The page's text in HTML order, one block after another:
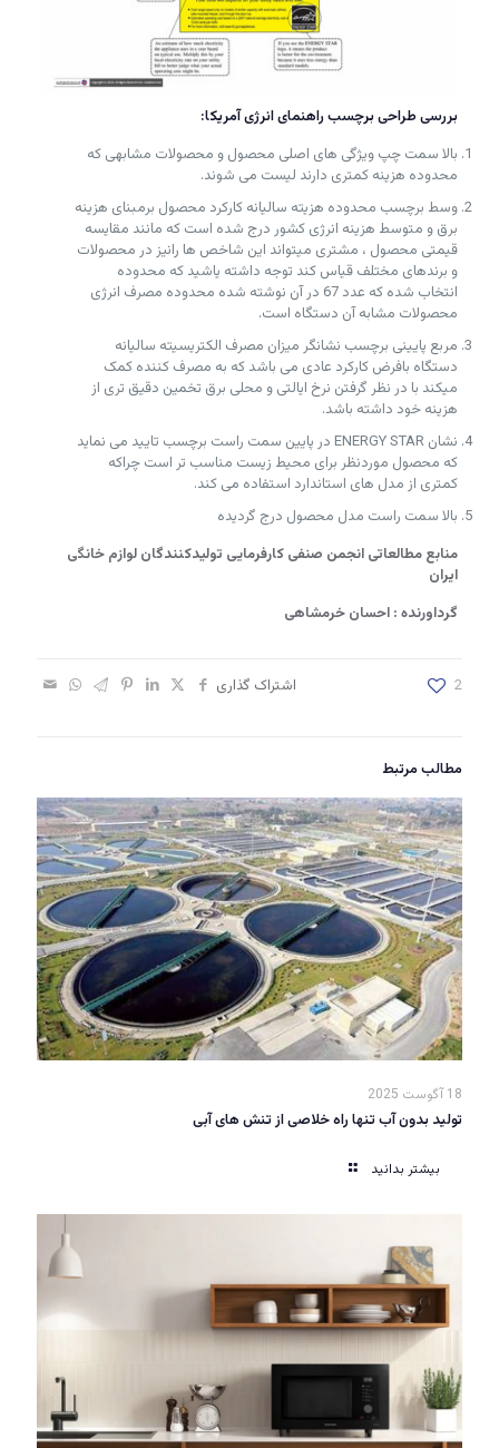
بررسی طراحی برچسب راهنمای انرژی آمریکا:
بالا سمت چپ ویژگی های اصلی محصول و محصولات مشابهی که
محدوده هزینه کمتری دارند لیست می شوند.
وسط برچسب محدوده هزیته سالیانه کارکرد محصول برمبنای هزینه
برق و متوسط هزینه انرژی کشور درج شده است که مانند مقایسه
قیمتی محصول ، مشتری میتواند این شاخص ها رانیز در محصولات
و برندهای مختلف قیاس کند توجه داشته یاشید که محدوده
انتخاب شده که عدد 67 در آن نوشته شده محدوده مصرف انرژی
محصولات مشابه آن دستگاه است.
مربع پایینی برچسب نشانگر میزان مصرف الکتریسیته سالیانه
دستگاه بافرض کارکرد عادی می باشد که به مصرف کننده کمک
میکند با در نظر گرفتن نرخ ایالتی و محلی برق تخمین دقیق تری از
هزینه خود داشته باشد.
نشان ENERGY STAR در پایین سمت راست برچسب تایید می نماید
که محصول موردنظر برای محیط زیست مناسب تر است چراکه
کمتری از مدل های استاندارد استفاده می کند.
بالا سمت راست مدل محصول درج گردیده
منابع مطالعاتی انجمن صنفی کارفرمایی تولیدکنندگان لوازم خانگی
ایران
گرداورنده : احسان خرمشاهی
اشتراک گذاری 2
مطالب مرتبط
18 آگوست 2025
تولید بدون آب تنها راه خلاصی از تنش های آبی
بیشتر بدانید